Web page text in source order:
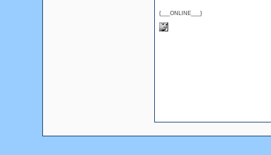
{___ONLINE___}